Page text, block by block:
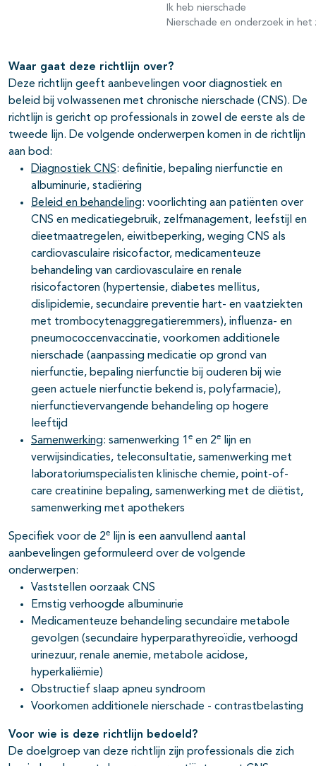
Ik heb nierschade
Nierschade en onderzoek in het
Waar gaat deze richtlijn over?
Deze richtlijn geeft aanbevelingen voor diagnostiek en
beleid bij volwassenen met chronische nierschade (CNS). De
richtlijn is gericht op professionals in zowel de eerste als de
tweede lijn. De volgende onderwerpen komen in de richtlijn
aan bod:
Diagnostiek CNS: definitie, bepaling nierfunctie en
albuminurie, stadiëring
Beleid en behandeling: voorlichting aan patiënten over
CNS en medicatiegebruik, zelfmanagement, leefstijl en
dieetmaatregelen, eiwitbeperking, weging CNS als
cardiovasculaire risicofactor, medicamenteuze
behandeling van cardiovasculaire en renale
risicofactoren (hypertensie, diabetes mellitus,
dislipidemie, secundaire preventie hart- en vaatziekten
met trombocytenaggregatieremmers), influenza- en
pneumococcenvaccinatie, voorkomen additionele
nierschade (aanpassing medicatie op grond van
nierfunctie, bepaling nierfunctie bij ouderen bij wie
geen actuele nierfunctie bekend is, polyfarmacie),
nierfunctievervangende behandeling op hogere
leeftijd
Samenwerking: samenwerking 1 e en 2e
lijn en
verwijsindicaties, teleconsultatie, samenwerking met
laboratoriumspecialisten klinische chemie, point-of-
care creatinine bepaling, samenwerking met de diëtist,
samenwerking met apothekers
Specifiek voor de 2e
lijn is een aanvullend aantal
aanbevelingen geformuleerd over de volgende
onderwerpen:
Vaststellen oorzaak CNS
Ernstig verhoogde albuminurie
Medicamenteuze behandeling secundaire metabole
gevolgen (secundaire hyperparathyreoïdie, verhoogd
urinezuur, renale anemie, metabole acidose,
hyperkaliëmie)
Obstructief slaap apneu syndroom
Voorkomen additionele nierschade - contrastbelasting
Voor wie is deze richtlijn bedoeld?
De doelgroep van deze richtlijn zijn professionals die zich